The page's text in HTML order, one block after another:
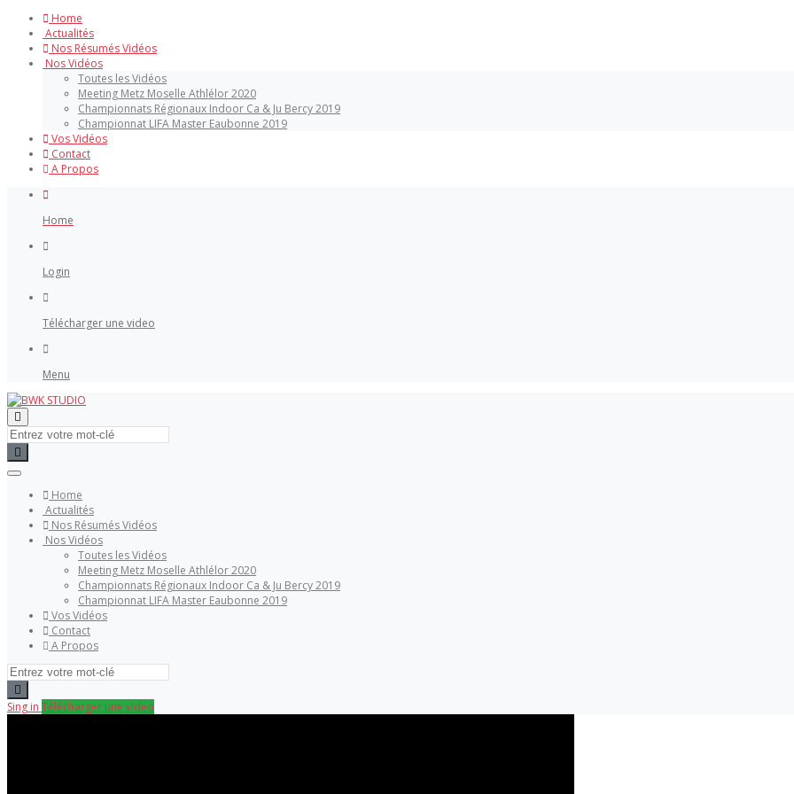
Home
Actualités
Nos Résumés Vidéos
Nos Vidéos
Toutes les Vidéos
Meeting Metz Moselle Athlélor 2020
Championnats Régionaux Indoor Ca & Ju Bercy 2019
Championnat LIFA Master Eaubonne 2019
Vos Vidéos
Contact
A Propos
Home
Login
Télécharger une video
Menu
Home
Actualités
Nos Résumés Vidéos
Nos Vidéos
Toutes les Vidéos
Meeting Metz Moselle Athlélor 2020
Championnats Régionaux Indoor Ca & Ju Bercy 2019
Championnat LIFA Master Eaubonne 2019
Vos Vidéos
Contact
A Propos
Sing in Télécharger une video